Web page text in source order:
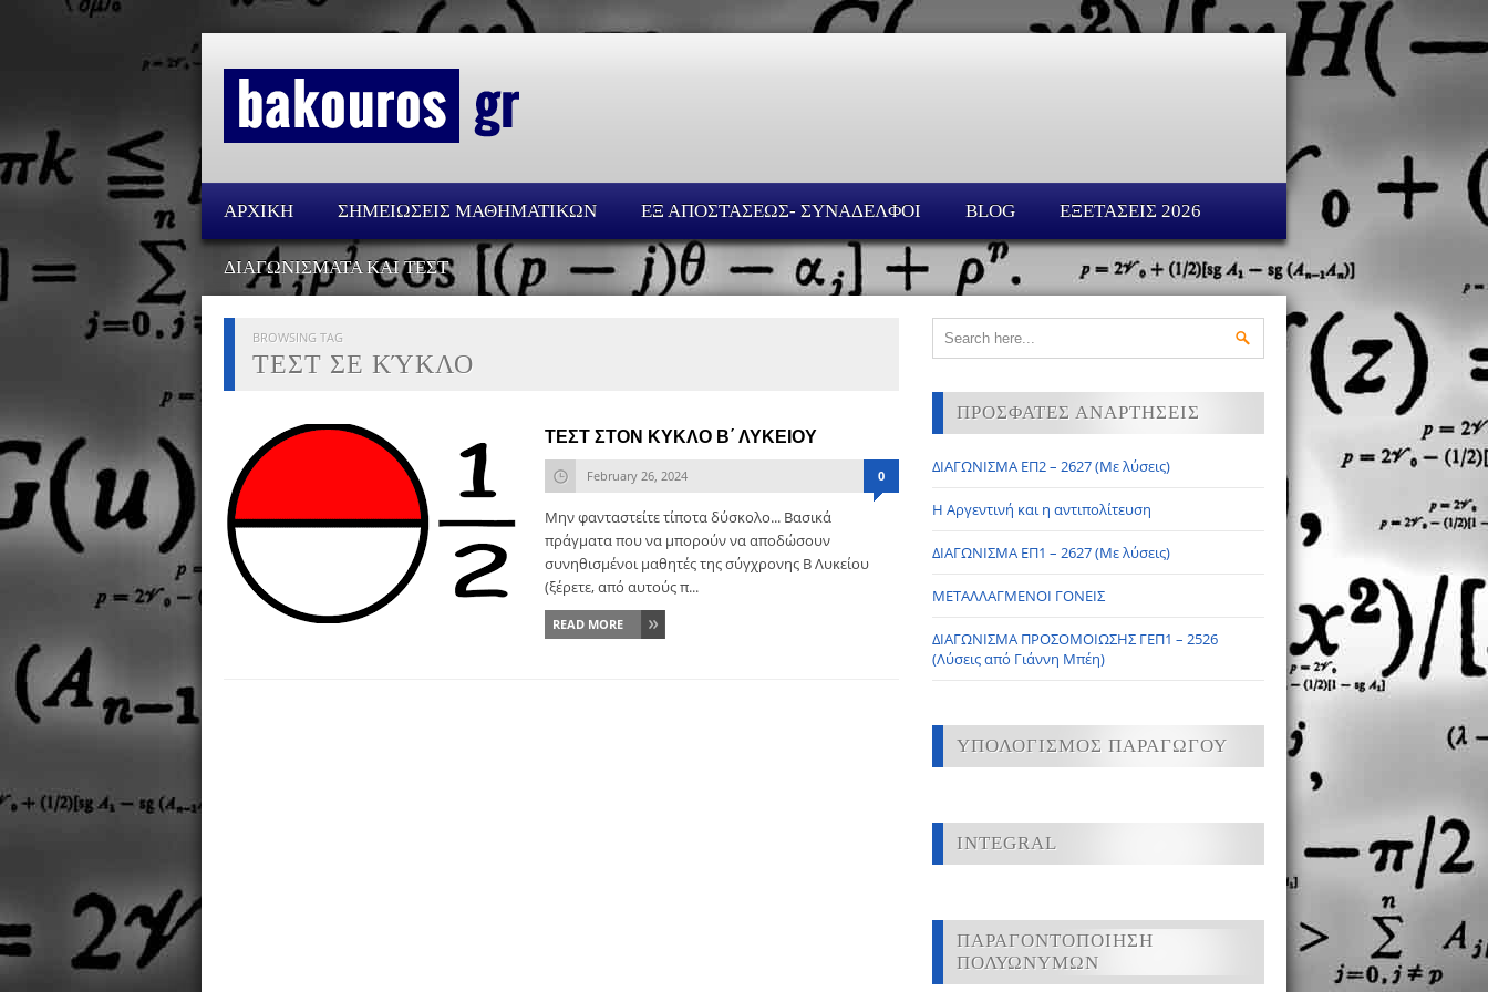
ΑΡΧΙΚΗ ΣΗΜΕΙΩΣΕΙΣ ΜΑΘΗΜΑΤΙΚΩΝ ΕΞ ΑΠΟΣΤΑΣΕΩΣ- ΣΥΝΑΔΕΛΦΟΙ BLOG ΕΞΕΤΑΣΕΙΣ 2026
ΔΙΑΓΩΝΙΣΜΑΤΑ ΚΑΙ ΤΕΣΤ
BROWSING TAG
ΤΕΣΤ ΣΕ ΚΎΚΛΟ
ΤΕΣΤ ΣΤΟΝ ΚΥΚΛΟ Β΄ ΛΥΚΕΙΟΥ
February 26, 2024 0
Μην φανταστείτε τίποτα δύσκολο... Βασικά
πράγματα που να μπορούν να αποδώσουν
συνηθισμένοι μαθητές της σύγχρονης Β Λυκείου
(ξέρετε, από αυτούς π...
READ MORE
ΠΡΟΣΦΑΤΕΣ ΑΝΑΡΤΗΣΕΙΣ
ΔΙΑΓΩΝΙΣΜΑ ΕΠ2 – 2627 (Με λύσεις)
Η Αργεντινή και η αντιπολίτευση
ΔΙΑΓΩΝΙΣΜΑ ΕΠ1 – 2627 (Με λύσεις)
ΜΕΤΑΛΛΑΓΜΕΝΟΙ ΓΟΝΕΙΣ
ΔΙΑΓΩΝΙΣΜΑ ΠΡΟΣΟΜΟΙΩΣΗΣ ΓΕΠ1 – 2526
(Λύσεις από Γιάννη Μπέη)
ΥΠΟΛΟΓΙΣΜΟΣ ΠΑΡΑΓΩΓΟΥ
INTEGRAL
ΠΑΡΑΓΟΝΤΟΠΟΙΗΣΗ
ΠΟΛΥΩΝΥΜΩΝ